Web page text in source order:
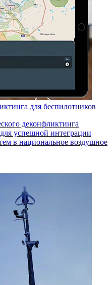
для беспилотников
деконфликтинга
успешной интеграции
в национальное воздушное